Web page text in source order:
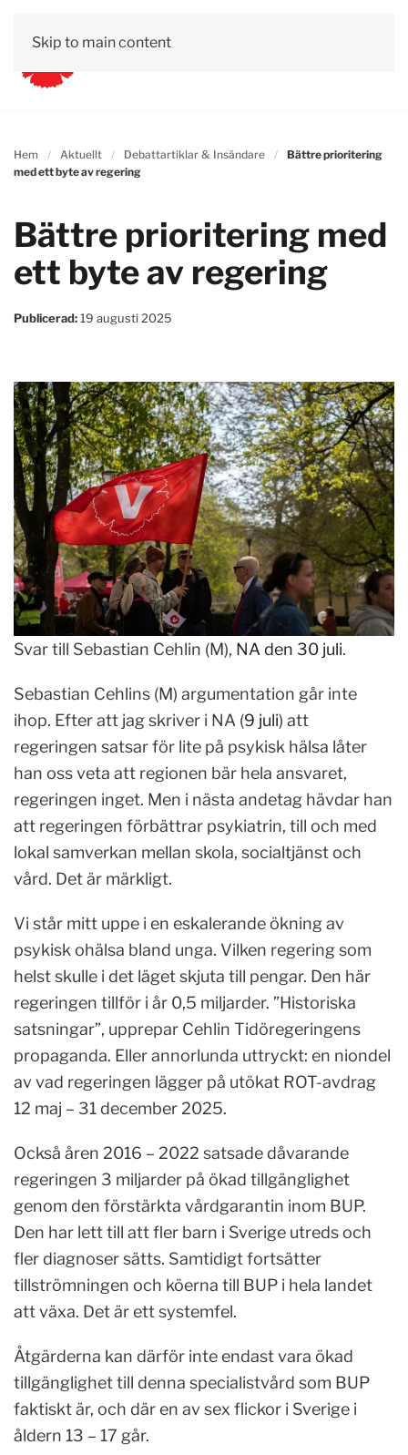
Skip to main content
Hem Aktuellt Debattartiklar & Insändare
Bättre prioritering
med ett byte av regering
Bättre prioritering med
ett byte av regering
Publicerad:19 augusti 2025
Svar till Sebastian Cehlin (M), NA den 30 juli.
Sebastian Cehlins (M) argumentation går inte
ihop. Efter att jag skriver i NA (9 juli) att
regeringen satsar för lite på psykisk hälsa låter
han oss veta att regionen bär hela ansvaret,
regeringen inget. Men i nästa andetag hävdar han
att regeringen förbättrar psykiatrin, till och med
lokal samverkan mellan skola, socialtjänst och
vård. Det är märkligt.
Vi står mitt uppe i en eskalerande ökning av
psykisk ohälsa bland unga. Vilken regering som
helst skulle i det läget skjuta till pengar. Den här
regeringen tillför i år 0,5 miljarder. ”Historiska
satsningar”, upprepar Cehlin Tidöregeringens
propaganda. Eller annorlunda uttryckt: en niondel
av vad regeringen lägger på utökat ROT-avdrag
12 maj – 31 december 2025.
Också åren 2016 – 2022 satsade dåvarande
regeringen 3 miljarder på ökad tillgänglighet
genom den förstärkta vårdgarantin inom BUP.
Den har lett till att fler barn i Sverige utreds och
fler diagnoser sätts. Samtidigt fortsätter
tillströmningen och köerna till BUP i hela landet
att växa. Det är ett systemfel.
Åtgärderna kan därför inte endast vara ökad
tillgänglighet till denna specialistvård som BUP
faktiskt är, och där en av sex flickor i Sverige i
åldern 13 – 17 går.